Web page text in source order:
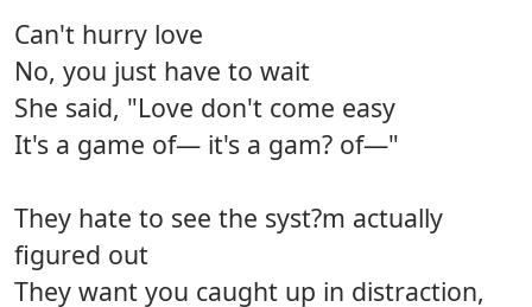
Can't hurry love
No, you just have to wait
She said, "Love don't come easy
It's a game of— it's a gam? of—"
They hate to see the syst?m actually
figured out
They want you caught up in distraction,